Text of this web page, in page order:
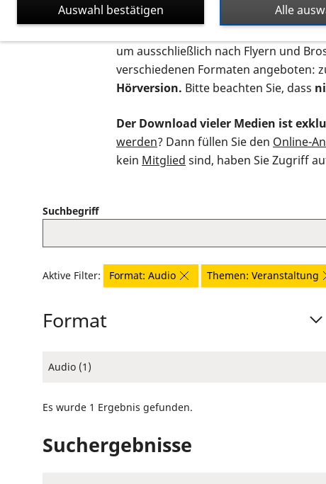
Auf dieser Seite finden Sie
um ausschließlich nach Flyern und
verschiedenen Formaten angeboten:
Hörversion. Bitte beachten Sie, dass
Der Download vieler Medien ist
werden? Dann füllen Sie den Online-
kein Mitglied sind, haben Sie Zugriff
Suchbegriff
Aktive Filter: Format: Audio Themen: Veranstaltung
Format
Audio (1)
Es wurde 1 Ergebnis gefunden.
Suchergebnisse
Alle
Auswahl bestätigen